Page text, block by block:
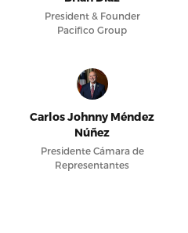
President & Founder
Pacifico Group
Carlos Johnny Méndez
Núñez
Presidente Cámara de
Representantes